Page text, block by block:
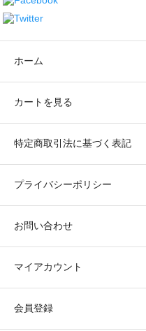
ホーム
カートを見る
特定商取引法に基づく表記
プライバシーポリシー
お問い合わせ
マイアカウント
会員登録